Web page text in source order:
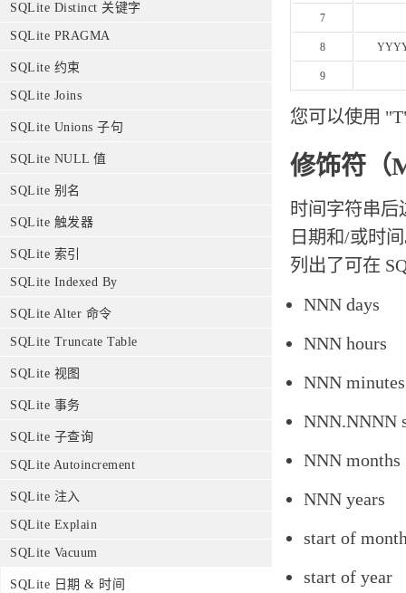
SQLite Distinct 关键字
SQLite PRAGMA
SQLite 约束
SQLite Joins
SQLite Unions 子句
SQLite NULL 值
SQLite 别名
SQLite 触发器
SQLite 索引
SQLite Indexed By
SQLite Alter 命令
SQLite Truncate Table
SQLite 视图
SQLite 事务
SQLite 子查询
SQLite Autoincrement
SQLite 注入
SQLite Explain
SQLite Vacuum
SQLite 日期 & 时间
7
8
9
您可以使用
修饰符（
时间字符串
日期和/或时
列出了可在
NNN days
NNN hours
NNN minutes
NNN.NNNN
NNN months
NNN years
start of
start of year